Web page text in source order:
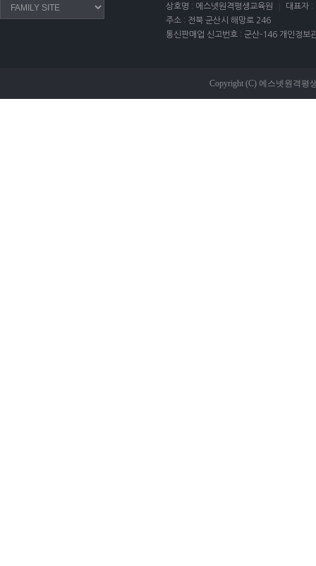
상호명 : 에스넷원격평생교육원
대표자 :
주소 : 전북 군산시 해망로 246
통신판매업 신고번호 : 군산-146 개인정보
Copyright (C) 에스넷원격평